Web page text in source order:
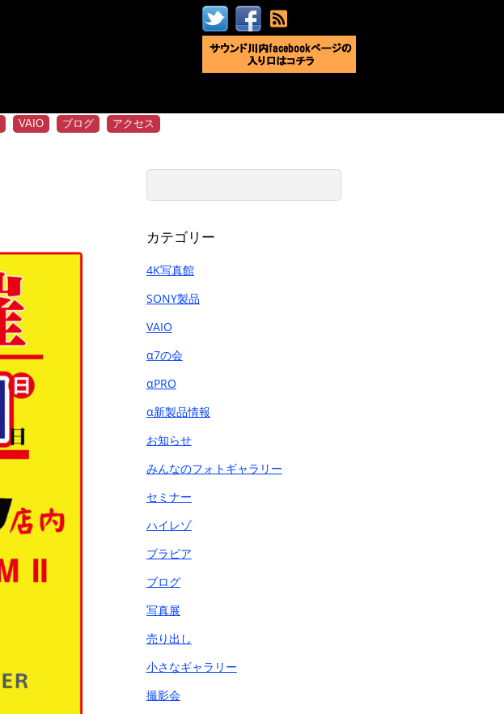
VAIO ブログ アクセス
カテゴリー
4K写真館
SONY製品
VAIO
α7の会
αPRO
α新製品情報
お知らせ
みんなのフォトギャラリー
セミナー
ハイレゾ
ブラビア
ブログ
写真展
売り出し
小さなギャラリー
撮影会